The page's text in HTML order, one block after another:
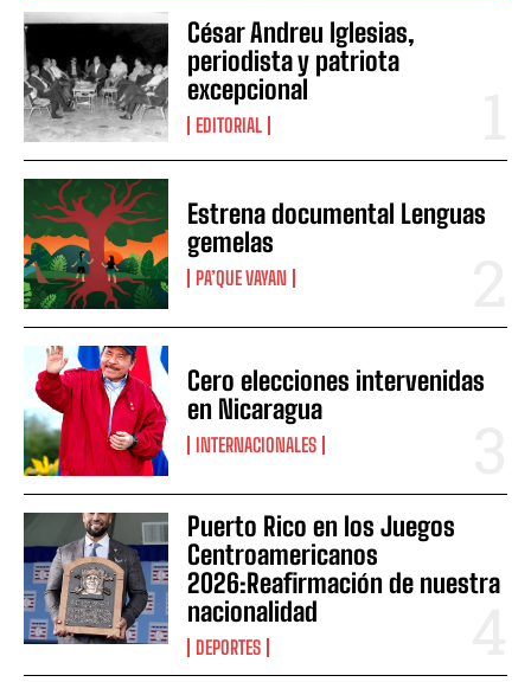
César Andreu Iglesias,
periodista y patriota
excepcional
EDITORIAL
Estrena documental Lenguas
gemelas
PA’QUE VAYAN
Cero elecciones intervenidas
en Nicaragua
INTERNACIONALES
Puerto Rico en los Juegos
Centroamericanos
2026:Reafirmación de nuestra
nacionalidad
DEPORTES